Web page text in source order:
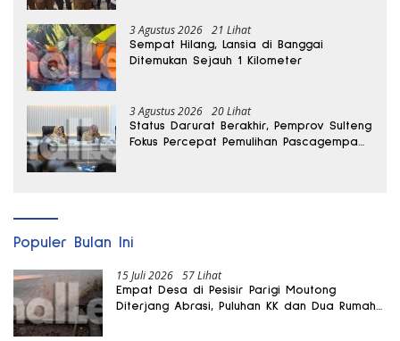
3 Agustus 2026 21 Lihat
Sempat Hilang, Lansia di Banggai
Ditemukan Sejauh 1 Kilometer
3 Agustus 2026 20 Lihat
Status Darurat Berakhir, Pemprov Sulteng
Fokus Percepat Pemulihan Pascagempa
Populer Bulan Ini
15 Juli 2026 57 Lihat
Empat Desa di Pesisir Parigi Moutong
Diterjang Abrasi, Puluhan KK dan Dua Rumah